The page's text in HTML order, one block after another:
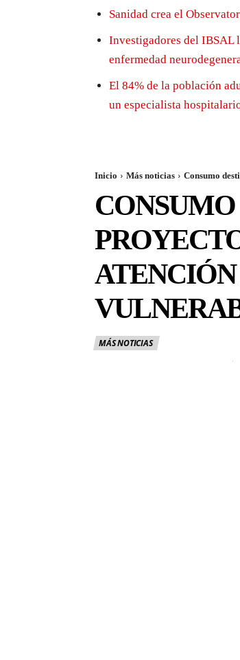
Sanidad crea el
Investigadores del IBSAL
enfermedad
El 84% de la población
un especialista